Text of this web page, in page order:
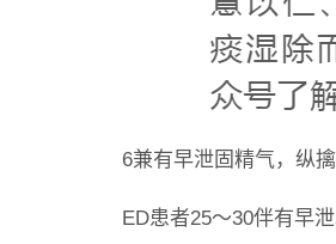
6兼有早泄固精气，纵
ED患者25～30伴有早